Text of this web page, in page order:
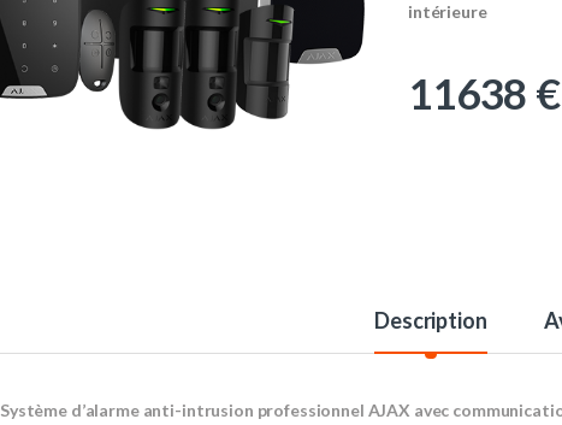
intérieure
11638 €
Description
Système d’alarme anti-intrusion professionnel AJAX avec